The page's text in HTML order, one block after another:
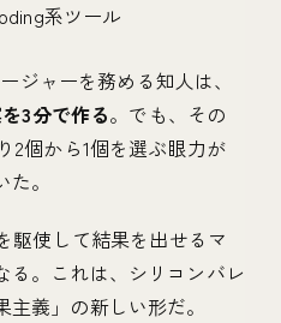
系ツール
ジャーを務める知人は、
3分で作る。でも、その
2個から1個を選ぶ眼力が
。
駆使して結果を出せるマ
る。これは、シリコンバレ
義」の新しい形だ。